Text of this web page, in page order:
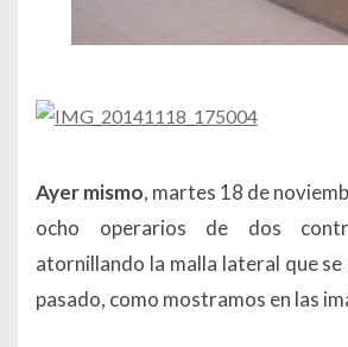
Ayer mismo, martes 18 de
ocho operarios de dos
atornillando la malla lateral que
pasado, como mostramos en las